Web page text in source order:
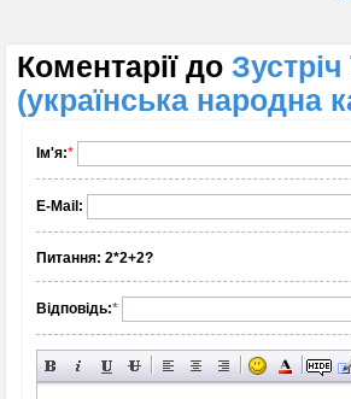
Коментарії до
(українська народна
Ім'я:*
E-Mail:
Питання: 2*2+2?
Відповідь:*